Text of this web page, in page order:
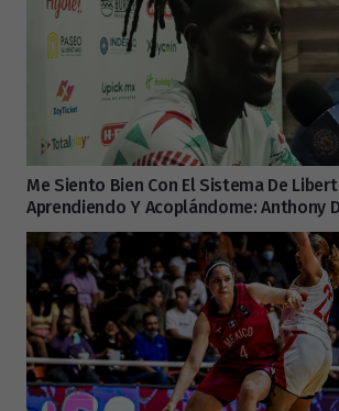
Me Siento Bien Con El Sistema De
Aprendiendo Y Acoplándome: Anthony